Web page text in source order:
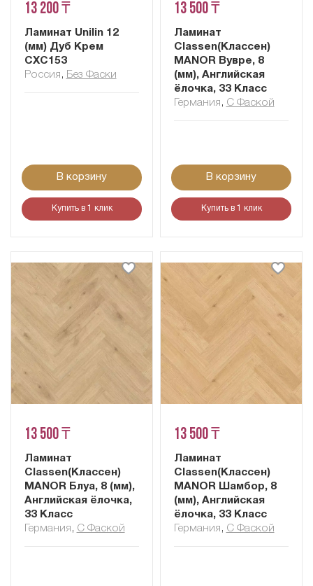
13 200 ₸
Ламинат Unilin 12
(мм) Дуб Крем
CXC153
Россия , Без Фаски
В корзину
Купить в 1 клик
13 500 ₸
Ламинат
Classen(Классен)
MANOR Вувре, 8
(мм), Английская
ёлочка, 33 Класс
Германия , С Фаской
В корзину
Купить в 1 клик
13 500 ₸
Ламинат
Classen(Классен)
MANOR Блуа, 8 (мм),
Английская ёлочка,
33 Класс
Германия , С Фаской
13 500 ₸
Ламинат
Classen(Классен)
MANOR Шамбор, 8
(мм), Английская
ёлочка, 33 Класс
Германия , С Фаской